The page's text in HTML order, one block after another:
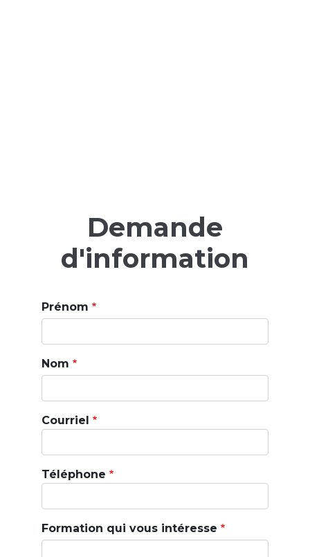
Demande
d'information
Prénom
Nom
Courriel
Téléphone
Formation qui vous intéresse